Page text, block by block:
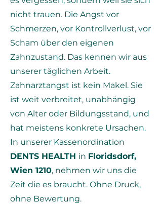
nicht trauen. Die Angst vor
Schmerzen, vor Kontrollverlust, vor
Scham über den eigenen
Zahnzustand. Das kennen wir aus
unserer täglichen Arbeit.
Zahnarztangst ist kein Makel. Sie
ist weit verbreitet, unabhängig
von Alter oder Bildungsstand, und
hat meistens konkrete Ursachen.
In unserer Kassenordination
DENTS HEALTH in Floridsdorf,
Wien 1210, nehmen wir uns die
Zeit die es braucht. Ohne Druck,
ohne Bewertung.